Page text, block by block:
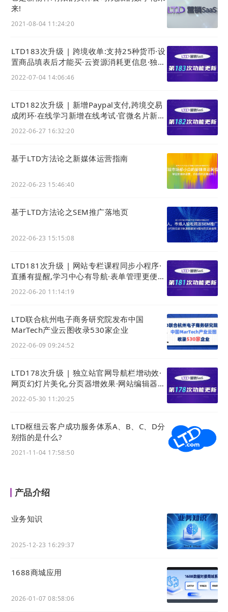
来!
2021-08-04 11:24:20
LTD183次升级 | 跨境收单:支持25种货币·设
置商品填表后才能买·云资源消耗更信息·独立
2022-07-04 14:06:46
LTD182次升级 | 新增Paypal支付,跨境交易
成闭环·在线学习新增在线考试·官微名片新增
2022-06-27 16:32:20
基于LTD方法论之新媒体运营指南
2022-06-23 15:46:40
基于LTD方法论之SEM推广落地页
2022-06-23 15:15:08
LTD181次升级 | 网站专栏课程同步小程序·
直播有提醒,学习中心有导航·表单管理更便捷
2022-06-20 11:14:19
LTD联合杭州电子商务研究院发布中国
MarTech产业云图收录530家企业
2022-06-09 09:24:52
LTD178次升级 | 独立站官网导航栏增动效·
网页幻灯片美化,分页器增效果·网站编辑器：
2022-05-30 11:20:25
LTD枢纽云客户成功服务体系A、B、C、D分
别指的是什么?
2021-11-04 17:58:50
产品介绍
业务知识
2025-12-23 16:29:37
1688商城应用
2026-01-07 08:58:06